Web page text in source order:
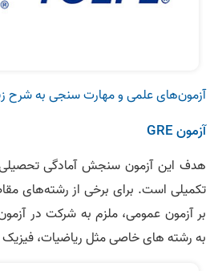
آزمون‌های علمی و مهارت سنجی به شرح
آزمون GRE
هدف این آزمون سنجش آمادگی تحصیلی
تکمیلی است. برای برخی از رشته‌های
بر آزمون عمومی، ملزم به شرکت در
به رشته های خاصی مثل ریاضیات،